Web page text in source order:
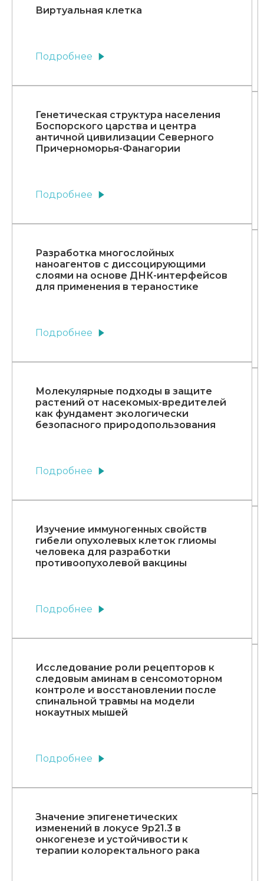
Виртуальная клетка
Подробнее
Генетическая структура населения
Боспорского царства и центра
античной цивилизации Северного
Причерноморья-Фанагории
Подробнее
Разработка многослойных
наноагентов с диссоцирующими
слоями на основе ДНК-интерфейсов
для применения в тераностике
Подробнее
Молекулярные подходы в защите
растений от насекомых-вредителей
как фундамент экологически
безопасного природопользования
Подробнее
Изучение иммуногенных свойств
гибели опухолевых клеток глиомы
человека для разработки
противоопухолевой вакцины
Подробнее
Исследование роли рецепторов к
следовым аминам в сенсомоторном
контроле и восстановлении после
спинальной травмы на модели
нокаутных мышей
Подробнее
Значение эпигенетических
изменений в локусе 9р21.3 в
онкогенезе и устойчивости к
терапии колоректального рака